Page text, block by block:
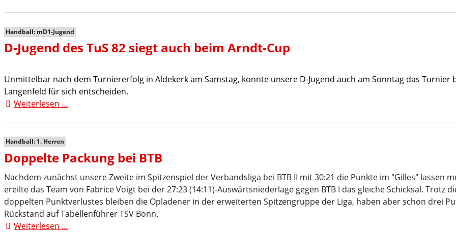
der
Bielerthölle
Handball: mD1-Jugend
D-Jugend des TuS 82 siegt auch beim Arndt-Cup
Unmittelbar nach dem Turniererfolg in Aldekerk am Samstag, konnte unsere D-Jugend auch am Sonntag das Turnier
Langenfeld für sich entscheiden.
Weiterlesen …
82
siegt
auch
beim
Arndt-
Cup
Handball: 1. Herren
Doppelte Packung bei BTB
Nachdem zunächst unsere Zweite im Spitzenspiel der Verbandsliga bei BTB II mit 30:21 die Punkte im "Gilles" lassen
ereilte das Team von Fabrice Voigt bei der 27:23 (14:11)-Auswärtsniederlage gegen BTB I das gleiche Schicksal. Trotz
doppelten Punktverlustes bleiben die Opladener in der erweiterten Spitzengruppe der Liga, haben aber schon drei
Rückstand auf Tabellenführer TSV Bonn.
Weiterlesen …